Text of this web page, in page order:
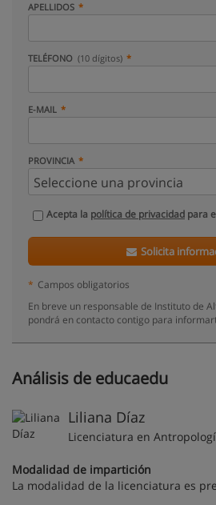
APELLIDOS
TELÉFONO (10 dígitos)
E-MAIL
PROVINCIA
Acepta la política de privacidad para
Solicita
* Campos obligatorios
En breve un responsable de Instituto de
pondrá en contacto contigo para
Análisis de educaedu
Liliana Díaz
Licenciatura en
Modalidad de impartición
La modalidad de la licenciatura es